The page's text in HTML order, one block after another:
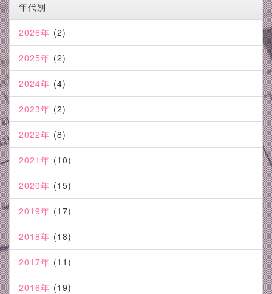
年代別
2026年 (2)
2025年 (2)
2024年 (4)
2023年 (2)
2022年 (8)
2021年 (10)
2020年 (15)
2019年 (17)
2018年 (18)
2017年 (11)
2016年 (19)